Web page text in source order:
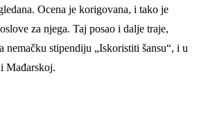
Ocena je korigovana, i tako je
za njega. Taj posao i dalje traje,
nemačku stipendiju „Iskoristiti šansu“, i u
Mađarskoj.